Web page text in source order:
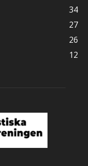
34
27
26
12